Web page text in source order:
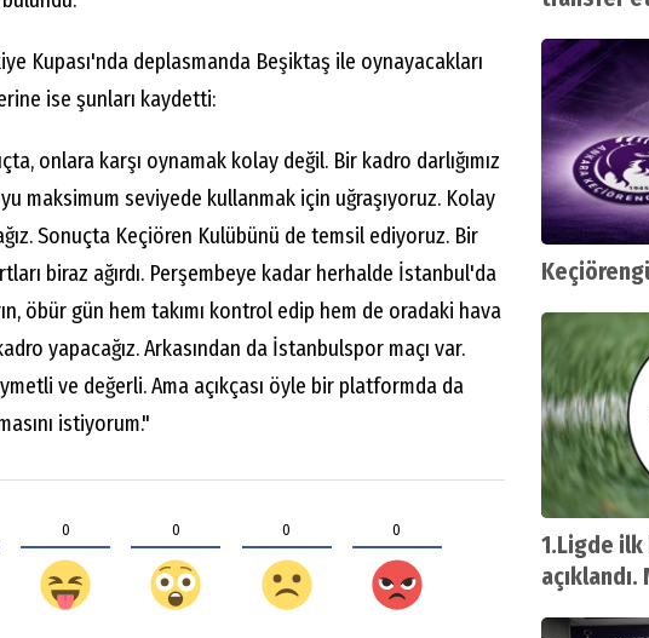
Kupası'nda deplasmanda Beşiktaş ile oynayacakları
ise şunları kaydetti:
onlara karşı oynamak kolay değil. Bir kadro darlığımız
maksimum seviyede kullanmak için uğraşıyoruz. Kolay
Sonuçta Keçiören Kulübünü de temsil ediyoruz. Bir
biraz ağırdı. Perşembeye kadar herhalde İstanbul'da
öbür gün hem takımı kontrol edip hem de oradaki hava
yapacağız. Arkasından da İstanbulspor maçı var.
ve değerli. Ama açıkçası öyle bir platformda da
istiyorum."
0 0 0 0
1.Ligde ilk